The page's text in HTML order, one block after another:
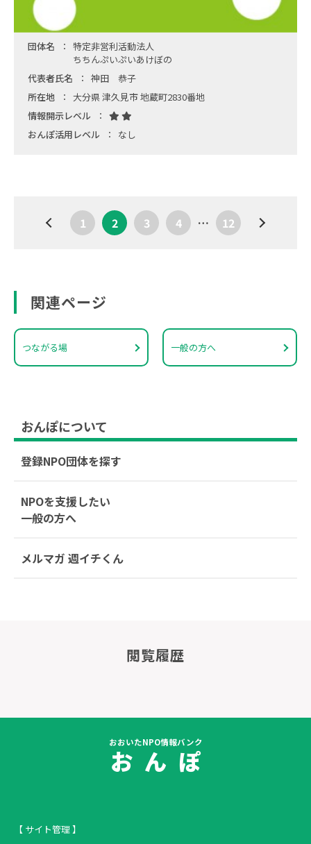
団体名
特定非営利活動法人
ちちんぷいぷいあけぼの
代表者氏名
神田 恭子
所在地
大分県 津久見市 地蔵町2830番地
情報開示レベル
おんぽ活用レベル
なし
1 2 3 4 … 12
関連ページ
つながる場 一般の方へ
おんぽについて
登録NPO団体を探す
NPOを支援したい
一般の方へ
メルマガ 週イチくん
閲覧履歴
おおいたNPO情報バンク
お ん ぽ
【 サイト管理 】